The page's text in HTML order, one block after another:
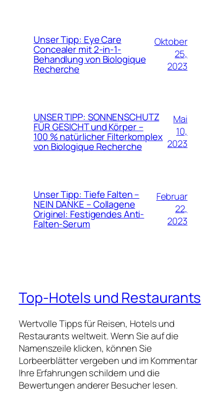
Unser Tipp: Eye Care
Concealer mit 2-in-1-
Behandlung von Biologique
Recherche
Oktober
25,
2023
UNSER TIPP: SONNENSCHUTZ
FÜR GESICHT und Körper –
100 % natürlicher Filterkomplex
von Biologique Recherche
Mai
10,
2023
Unser Tipp: Tiefe Falten –
NEIN DANKE – Collagene
Originel: Festigendes Anti-
Falten-Serum
Februar
22,
2023
Top-Hotels und Restaurants
Wertvolle Tipps für Reisen, Hotels und
Restaurants weltweit. Wenn Sie auf die
Namenszeile klicken, können Sie
Lorbeerblätter vergeben und im Kommentar
Ihre Erfahrungen schildern und die
Bewertungen anderer Besucher lesen.